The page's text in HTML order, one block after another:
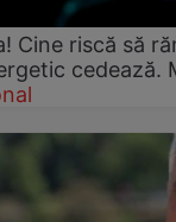
Cine riscă să
cedează.